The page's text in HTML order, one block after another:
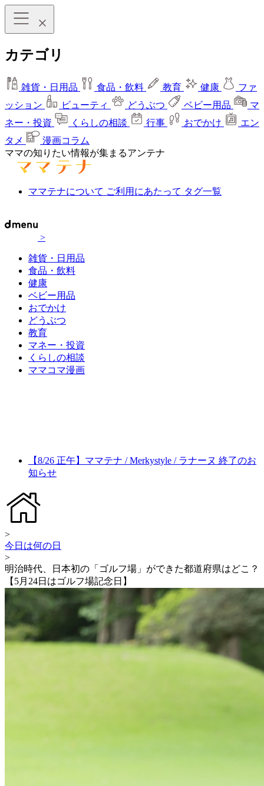
カテゴリ
雑貨・日用品 食品・飲料 教育 健康
ファ
ッション
ビューティ どうぶつ ベビー用品
マ
ネー・投資
くらしの相談 行事 おでかけ
エン
タメ
漫画コラム
ママの知りたい情報が集まるアンテナ
ママテナについて ご利用にあたって タグ一覧
>
雑貨・日用品
食品・飲料
健康
ベビー用品
おでかけ
どうぶつ
教育
マネー・投資
くらしの相談
ママコマ漫画
【8/26 正午】ママテナ / Merkystyle / ラナーヌ 終了のお
知らせ
>
今日は何の日
>
明治時代、日本初の「ゴルフ場」ができた都道府県はどこ？
【5月24日はゴルフ場記念日】